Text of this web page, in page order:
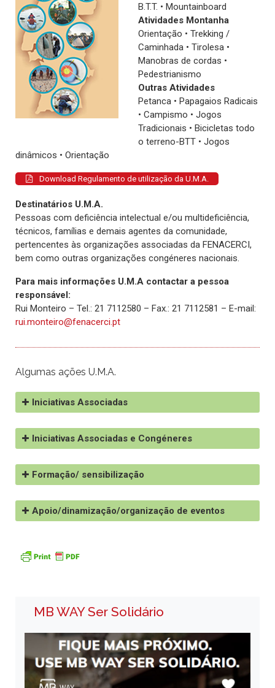
B.T.T. • Mountainboard
Atividades Montanha
Orientação • Trekking /
Caminhada • Tirolesa •
Manobras de cordas •
Pedestrianismo
Outras Atividades
Petanca • Papagaios Radicais
• Campismo • Jogos
Tradicionais • Bicicletas todo
o terreno-BTT • Jogos
dinâmicos • Orientação
Download Regulamento de utilização da U.M.A.
Destinatários U.M.A.
Pessoas com deficiência intelectual e/ou multideficiência,
técnicos, famílias e demais agentes da comunidade,
pertencentes às organizações associadas da FENACERCI,
bem como outras organizações congéneres nacionais.
Para mais informações U.M.A contactar a pessoa
responsável:
Rui Monteiro – Tel.: 21 7112580 – Fax.: 21 7112581 – E-mail:
rui.monteiro@fenacerci.pt
Algumas ações U.M.A.
Iniciativas Associadas
Iniciativas Associadas e Congéneres
Formação/ sensibilização
Apoio/dinamização/organização de eventos
MB WAY Ser Solidário